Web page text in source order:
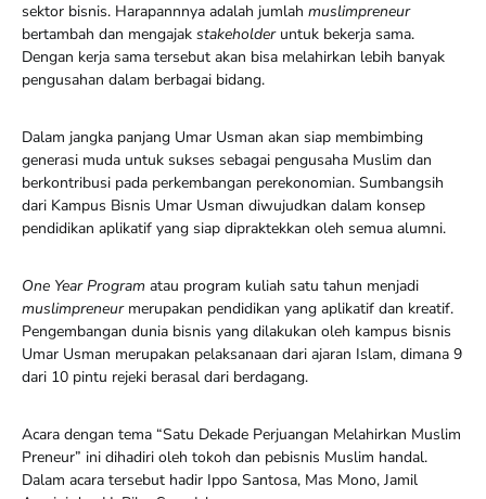
sektor bisnis. Harapannnya adalah jumlah muslimpreneur
bertambah dan mengajak stakeholderuntuk bekerja sama.
Dengan kerja sama tersebut akan bisa melahirkan lebih banyak
pengusahan dalam berbagai bidang.
Dalam jangka panjang Umar Usman akan siap membimbing
generasi muda untuk sukses sebagai pengusaha Muslim dan
berkontribusi pada perkembangan perekonomian. Sumbangsih
dari Kampus Bisnis Umar Usman diwujudkan dalam konsep
pendidikan aplikatif yang siap dipraktekkan oleh semua alumni.
One Year Program atau program kuliah satu tahun menjadi
muslimpreneurmerupakan pendidikan yang aplikatif dan kreatif.
Pengembangan dunia bisnis yang dilakukan oleh kampus bisnis
Umar Usman merupakan pelaksanaan dari ajaran Islam, dimana 9
dari 10 pintu rejeki berasal dari berdagang.
Acara dengan tema “Satu Dekade Perjuangan Melahirkan Muslim
Preneur” ini dihadiri oleh tokoh dan pebisnis Muslim handal.
Dalam acara tersebut hadir Ippo Santosa, Mas Mono, Jamil